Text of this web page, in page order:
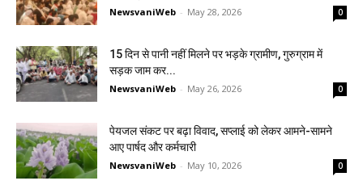
NewsvaniWeb - May 28, 2026 0
15 दिन से पानी नहीं मिलने पर भड़के ग्रामीण, गुरुग्राम में
सड़क जाम कर...
NewsvaniWeb - May 26, 2026 0
पेयजल संकट पर बढ़ा विवाद, सप्लाई को लेकर आमने-सामने
आए पार्षद और कर्मचारी
NewsvaniWeb - May 10, 2026 0